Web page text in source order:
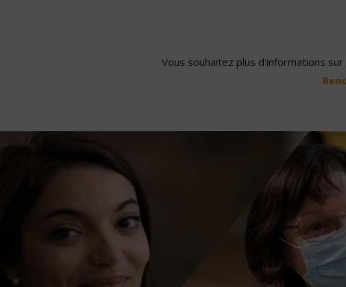
Vous souhaitez plus d'informations